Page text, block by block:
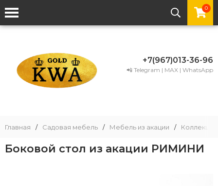
0
+7(967)013-36-96
📲 Telegram | MAX | WhatsApp
Главная / Садовая мебель / Мебель из акации /
Боковой стол из акации РИМИНИ